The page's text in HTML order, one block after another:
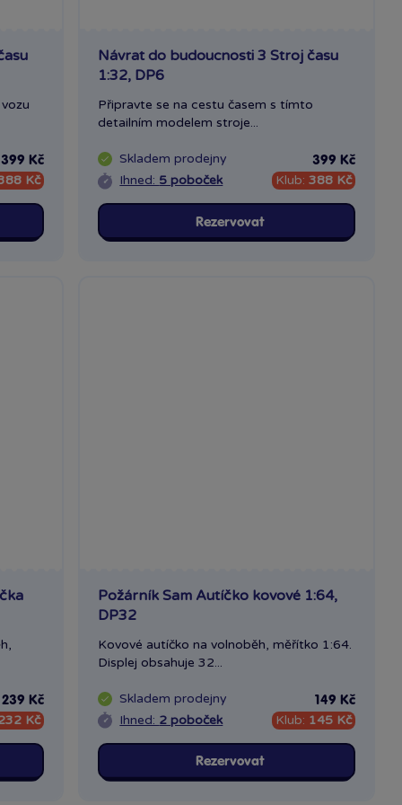
399 Kč
Kč
Návrat do budoucnosti 3 Stroj času
1:32, DP6
Připravte se na cestu časem s tímto
detailním modelem stroje...
Skladem prodejny
Ihned: 5 poboček
399 Kč
Klub: 388 Kč
Rezervovat
239 Kč
Kč
Požárník Sam Autíčko kovové 1:64,
DP32
Kovové autíčko na volnoběh, měřítko 1:64.
Displej obsahuje 32...
Skladem prodejny
Ihned: 2 poboček
149 Kč
Klub: 145 Kč
Rezervovat